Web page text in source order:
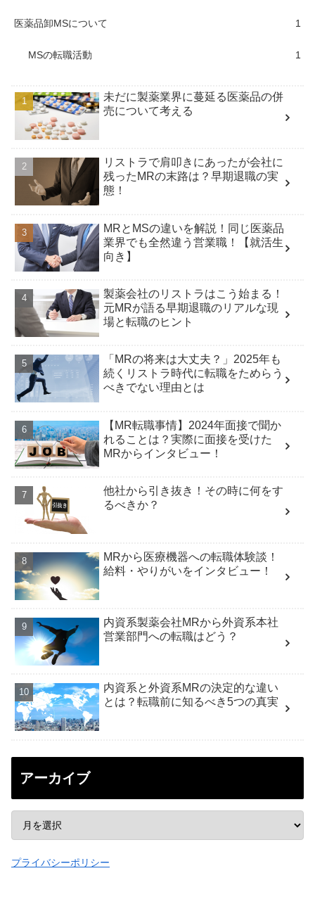
医薬品卸MSについて 1
MSの転職活動 1
未だに製薬業界に蔓延る医薬品の併
売について考える
リストラで肩叩きにあったが会社に
残ったMRの末路は？早期退職の実
態！
MRとMSの違いを解説！同じ医薬品
業界でも全然違う営業職！【就活生
向き】
製薬会社のリストラはこう始まる！
元MRが語る早期退職のリアルな現
場と転職のヒント
「MRの将来は大丈夫？」2025年も
続くリストラ時代に転職をためらう
べきでない理由とは
【MR転職事情】2024年面接で聞か
れることは？実際に面接を受けた
MRからインタビュー！
他社から引き抜き！その時に何をす
るべきか？
MRから医療機器への転職体験談！
給料・やりがいをインタビュー！
内資系製薬会社MRから外資系本社
営業部門への転職はどう？
内資系と外資系MRの決定的な違い
とは？転職前に知るべき5つの真実
アーカイブ
プライバシーポリシー